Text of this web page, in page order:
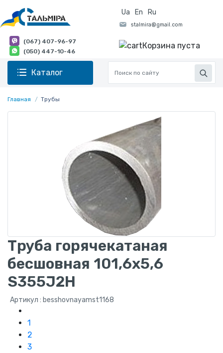
Ua En Ru
(067) 407-96-97
(050) 447-10-46
Корзина пуста
Каталог
Главная Трубы
Труба горячекатаная
бесшовная 101,6х5,6
S355J2H
Артикул : besshovnayamst1168
1
2
3